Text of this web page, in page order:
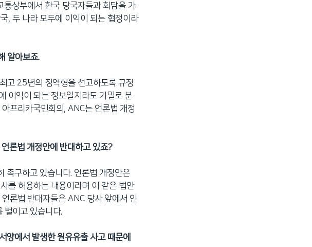
상부에서 한국 당국자들과 회담을 가
, 두 나라 모두에 이익이 되는 협정이라
알아보죠.
고 25년의 징역형을 선고하도록 규정
이익이 되는 정보일지라도 기밀로 분
프리카국민회의, ANC는 언론법 개정
론법 개정안에 반대하고 있죠?
촉구하고 있습니다. 언론법 개정안은
를 허용하는 내용이라며 이 같은 법안
론법 반대자들은 ANC 당사 앞에서 인
벌이고 있습니다.
양에서 발생한 원유유출 사고 때문에